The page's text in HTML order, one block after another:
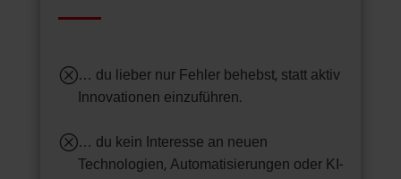
Q… du lieber nur Fehler behebst, statt aktiv
Innovationen einzuführen.
Q… du kein Interesse an neuen
Technologien, Automatisierungen oder KI-